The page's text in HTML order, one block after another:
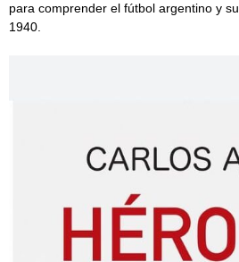
para comprender el fútbol argentino y
1940.